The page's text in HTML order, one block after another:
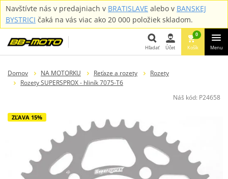
Navštívte nás v predajniach v BRATISLAVE alebo v BANSKEJ
BYSTRICI čaká na vás viac ako 20 000 položiek skladom.
Hľadať Účet
0
Košík Menu
Domov NA MOTORKU Reťaze a rozety
Rozety
Rozety SUPERSPROX - hliník 7075-T6
Náš kód: P24658
ZĽAVA 15%